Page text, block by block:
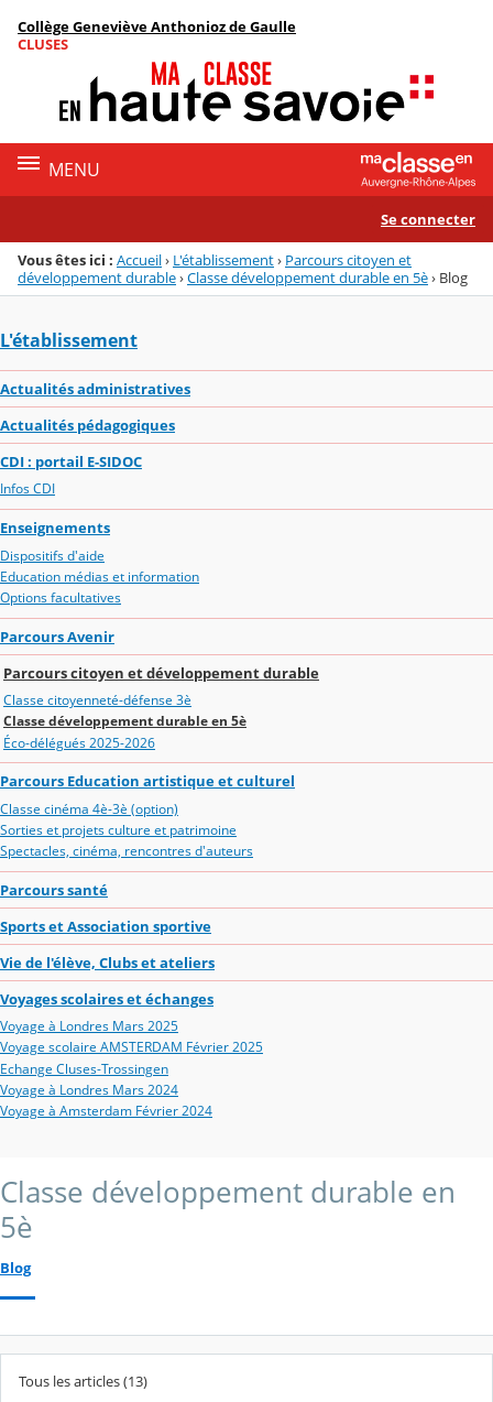
Menu de la rubrique
Contenu
Collège Geneviève Anthonioz de Gaulle
CLUSES
MENU
Se connecter
Vous êtes ici : Accueil› L'établissement› Parcours citoyen et
développement durable›Classe développement durable en 5è› Blog
L'établissement
Actualités administratives
Actualités pédagogiques
CDI : portail E-SIDOC
Infos CDI
Enseignements
Dispositifs d'aide
Education médias et information
Options facultatives
Parcours Avenir
Parcours citoyen et développement durable
Classe citoyenneté-défense 3è
Classe développement durable en 5è
Éco-délégués 2025-2026
Parcours Education artistique et culturel
Classe cinéma 4è-3è (option)
Sorties et projets culture et patrimoine
Spectacles, cinéma, rencontres d'auteurs
Parcours santé
Sports et Association sportive
Vie de l'élève, Clubs et ateliers
Voyages scolaires et échanges
Voyage à Londres Mars 2025
Voyage scolaire AMSTERDAM Février 2025
Echange Cluses-Trossingen
Voyage à Londres Mars 2024
Voyage à Amsterdam Février 2024
Classe développement durable en
5è
Blog
Tous les articles (13)